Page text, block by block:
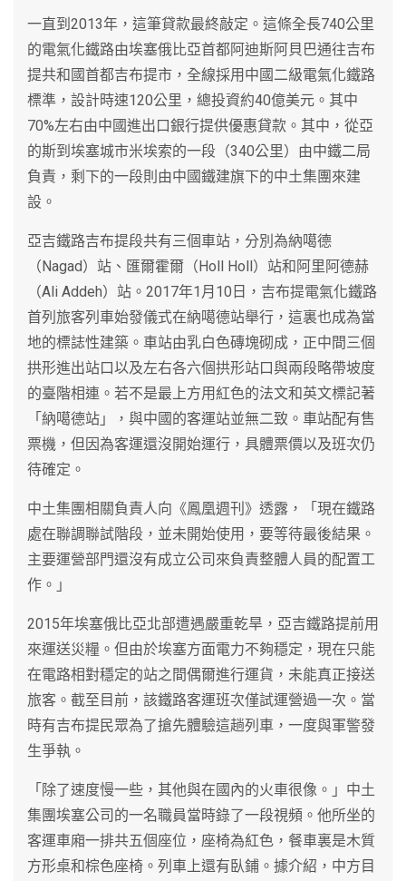
一直到2013年，這筆貸款最終敲定。這條全長740公里
的電氣化鐵路由埃塞俄比亞首都阿迪斯阿貝巴通往吉布
提共和國首都吉布提市，全線採用中國二級電氣化鐵路
標準，設計時速120公里，總投資約40億美元。其中
70%左右由中國進出口銀行提供優惠貸款。其中，從亞
的斯到埃塞城市米埃索的一段（340公里）由中鐵二局
負責，剩下的一段則由中國鐵建旗下的中土集團來建
設。
亞吉鐵路吉布提段共有三個車站，分別為納噶德
（Nagad）站、匯爾霍爾（Holl Holl）站和阿里阿德赫
（Ali Addeh）站。2017年1月10日，吉布提電氣化鐵路
首列旅客列車始發儀式在納噶德站舉行，這裏也成為當
地的標誌性建築。車站由乳白色磚塊砌成，正中間三個
拱形進出站口以及左右各六個拱形站口與兩段略帶坡度
的臺階相連。若不是最上方用紅色的法文和英文標記著
「納噶德站」，與中國的客運站並無二致。車站配有售
票機，但因為客運還沒開始運行，具體票價以及班次仍
待確定。
中土集團相關負責人向《鳳凰週刊》透露，「現在鐵路
處在聯調聯試階段，並未開始使用，要等待最後結果。
主要運營部門還沒有成立公司來負責整體人員的配置工
作。」
2015年埃塞俄比亞北部遭遇嚴重乾旱，亞吉鐵路提前用
來運送災糧。但由於埃塞方面電力不夠穩定，現在只能
在電路相對穩定的站之間偶爾進行運貨，未能真正接送
旅客。截至目前，該鐵路客運班次僅試運營過一次。當
時有吉布提民眾為了搶先體驗這趟列車，一度與軍警發
生爭執。
「除了速度慢一些，其他與在國內的火車很像。」中土
集團埃塞公司的一名職員當時錄了一段視頻。他所坐的
客運車廂一排共五個座位，座椅為紅色，餐車裏是木質
方形桌和棕色座椅。列車上還有臥鋪。據介紹，中方目